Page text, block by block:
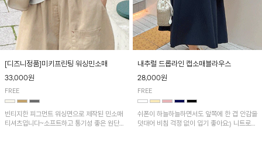
[디즈니정품]미키프린팅 워싱민소매
33,000원
FREE
빈티지한 피그먼트 워싱면으로 제작된 민소매
티셔츠입니다~소프트하고 통기성 좋은 원단
내추럴 드롭라인 캡소매블라우스
28,000원
FREE
쉬폰이 하늘하늘하면서도 앞쪽에 한 겹 안감을
덧대어 비침 걱정 없이 입기 좋아요:) 니트로